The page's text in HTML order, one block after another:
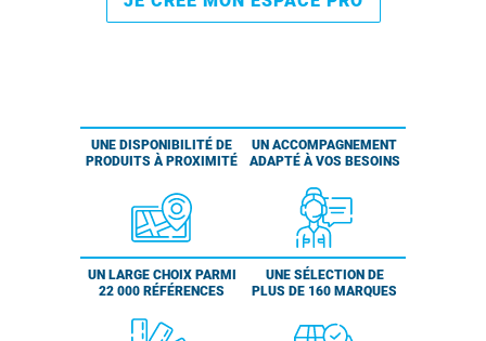
UNE DISPONIBILITÉ DE
PRODUITS À PROXIMITÉ
UN ACCOMPAGNEMENT
ADAPTÉ À VOS BESOINS
UN LARGE CHOIX PARMI
22 000 RÉFÉRENCES
UNE SÉLECTION DE
PLUS DE 160 MARQUES